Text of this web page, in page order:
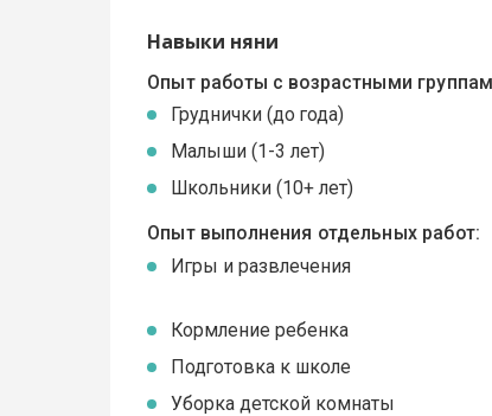
Навыки няни
Опыт работы с возрастными
Груднички (до года)
Малыши (1-3 лет)
Школьники (10+ лет)
Опыт выполнения отдельных работ:
Игры и развлечения
Кормление ребенка
Подготовка к школе
Уборка детской комнаты